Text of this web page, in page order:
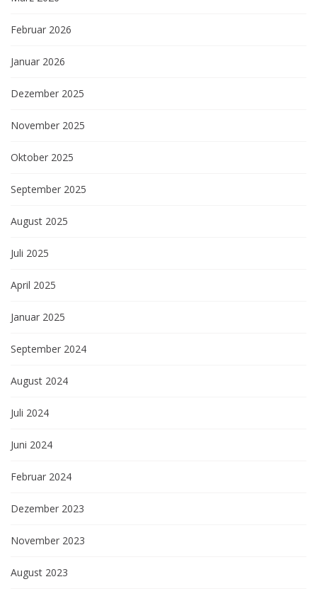
Februar 2026
Januar 2026
Dezember 2025
November 2025
Oktober 2025
September 2025
August 2025
Juli 2025
April 2025
Januar 2025
September 2024
August 2024
Juli 2024
Juni 2024
Februar 2024
Dezember 2023
November 2023
August 2023